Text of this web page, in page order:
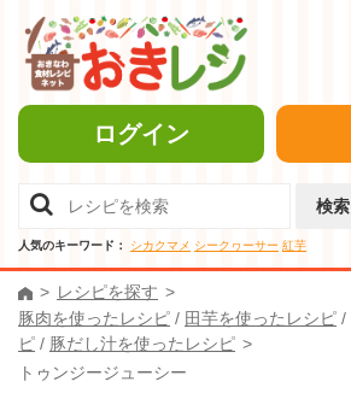
ログイン
検索
人気のキーワード： シカクマメ シークヮーサー 紅芋
レシピを探す
豚肉を使ったレシピ / 田芋を使ったレシピ /
ピ / 豚だし汁を使ったレシピ
トゥンジージューシー